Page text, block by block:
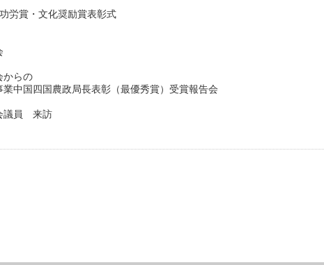
労賞・文化奨励賞表彰式
らの
国農政局長表彰（最優秀賞）受賞報告会
議員 来訪